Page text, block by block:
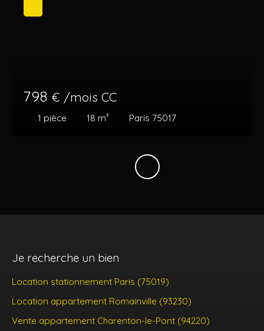
798 € /mois CC
1 pièce 18 m² Paris 75017
Je recherche un bien
Location stationnement Paris (75019)
Location appartement Romainville (93230)
Vente appartement Charenton-le-Pont (94220)